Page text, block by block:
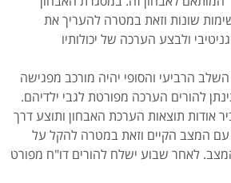
שונות וזאת במטרה להעריך את
ולבצע הערכה של יכולותיו
הרביעי והסופי יהיה מורכב מפגישה
להורים הערכה מפורטת לגבי ילדיהם.
אודות תוצאות הערכת האבחון ותוצע דרך
עם המצב הקיים וזאת במטרה להקל על
לאחר שבוע ישלח להורים דו"ח מפורט